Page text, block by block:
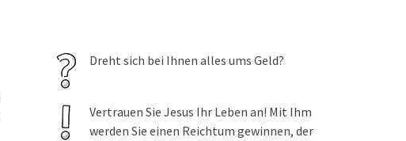
Dreht sich bei Ihnen alles ums Geld?
Vertrauen Sie Jesus Ihr Leben an! Mit Ihm
werden Sie einen Reichtum gewinnen, der